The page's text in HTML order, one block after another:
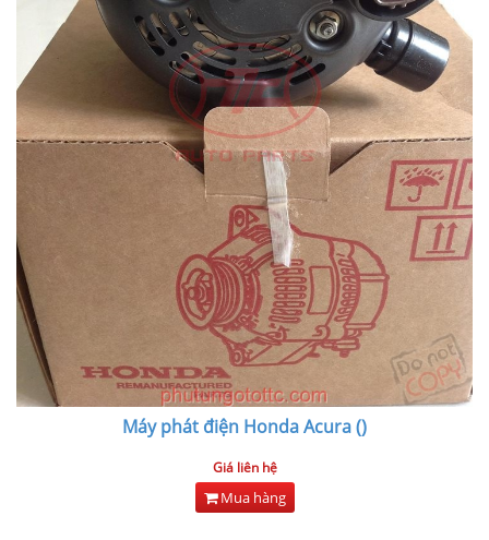
Máy phát điện Honda Acura ()
Giá liên hệ
Mua hàng